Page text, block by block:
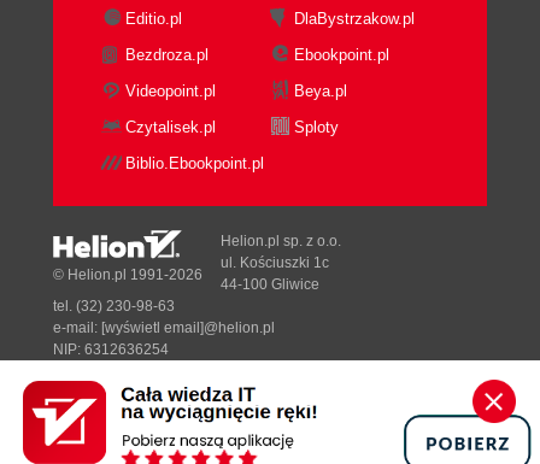
Editio.pl
DlaBystrzakow.pl
Bezdroza.pl
Ebookpoint.pl
Videopoint.pl
Beya.pl
Czytalisek.pl
Sploty
Biblio.Ebookpoint.pl
Designed with ♥ byTonik.pl
© Helion.pl 1991-2026
Helion.pl sp. z o.o.
ul. Kościuszki 1c
44-100 Gliwice
tel. (32) 230-98-63
e-mail: [wyświetl email]@helion.pl
NIP: 6312636254